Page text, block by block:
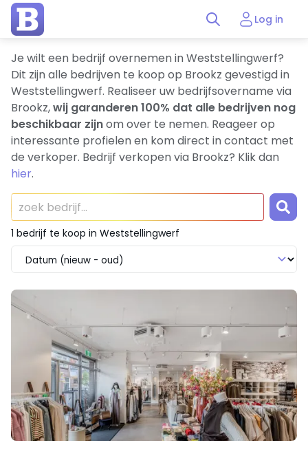
Log in
Je wilt een bedrijf overnemen in Weststellingwerf?
Dit zijn alle bedrijven te koop op Brookz gevestigd in
Weststellingwerf. Realiseer uw bedrijfsovername via
Brookz,wij garanderen 100% dat alle bedrijven nog
beschikbaar zijnom over te nemen. Reageer op
interessante profielen en kom direct in contact met
de verkoper. Bedrijf verkopen via Brookz? Klik dan
hier.
1 bedrijf te koop in Weststellingwerf